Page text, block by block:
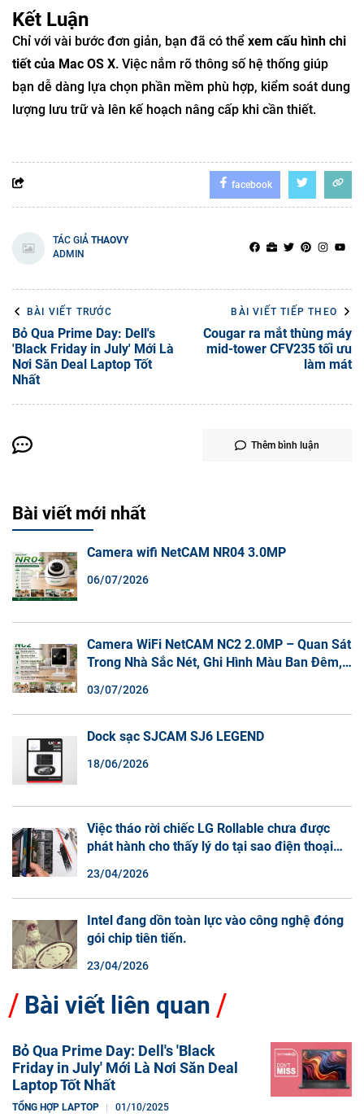
Kết Luận
Chỉ với vài bước đơn giản, bạn đã có thể xem cấu hình chi
tiết của Mac OS X. Việc nắm rõ thông số hệ thống giúp
bạn dễ dàng lựa chọn phần mềm phù hợp, kiểm soát dung
lượng lưu trữ và lên kế hoạch nâng cấp khi cần thiết.
facebook
TÁC GIẢ THAOVY
ADMIN
BÀI VIẾT TRƯỚC
Bỏ Qua Prime Day: Dell's
'Black Friday in July' Mới Là
Nơi Săn Deal Laptop Tốt
Nhất
BÀI VIẾT TIẾP THEO
Cougar ra mắt thùng máy
mid-tower CFV235 tối ưu
làm mát
Thêm bình luận
Bài viết mới nhất
Camera wifi NetCAM NR04 3.0MP
06/07/2026
Camera WiFi NetCAM NC2 2.0MP – Quan Sát
Trong Nhà Sắc Nét, Ghi Hình Màu Ban Đêm,
03/07/2026
Dock sạc SJCAM SJ6 LEGEND
18/06/2026
Việc tháo rời chiếc LG Rollable chưa được
phát hành cho thấy lý do tại sao điện thoại
23/04/2026
Intel đang dồn toàn lực vào công nghệ đóng
gói chip tiên tiến.
23/04/2026
Bài viết liên quan
Bỏ Qua Prime Day: Dell's 'Black
Friday in July' Mới Là Nơi Săn Deal
Laptop Tốt Nhất
TỔNG HỢP LAPTOP 01/10/2025